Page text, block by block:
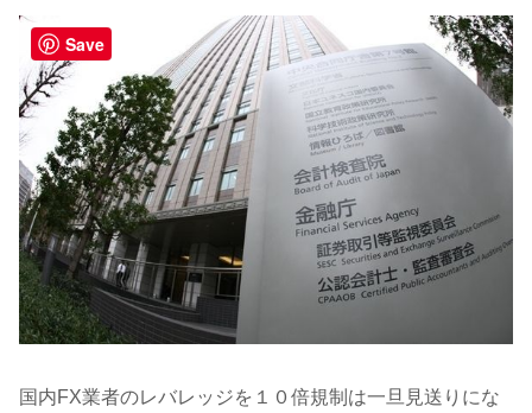
国内FX業者のレバレッジを１０倍規制は一旦見送りにな
Save